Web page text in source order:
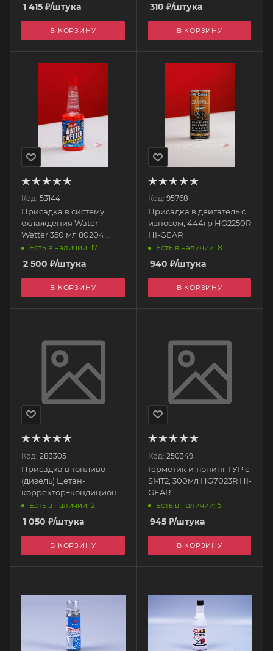
1 415 ₽/штука
В КОРЗИНУ
310 ₽/штука
В КОРЗИНУ
Код: 53144
Присадка в систему
охлаждения Water
Wetter 350 мл 80204
REDLINE
Есть в наличии: 17
2 500 ₽/штука
В КОРЗИНУ
Код: 95768
Присадка в двигатель с
износом, 444гр HG2250R
HI-GEAR
Есть в наличии: 8
940 ₽/штука
В КОРЗИНУ
Код: 283305
Присадка в топливо
(дизель) Цетан-
корректор+кондиционер
(на 70-90 л) HG3435 HI-
Есть в наличии: 2
1 050 ₽/штука
В КОРЗИНУ
Код: 250349
Герметик и тюнинг ГУР с
SMT2, 300мл HG7023R HI-
GEAR
Есть в наличии: 5
945₽/штука
В КОРЗИНУ